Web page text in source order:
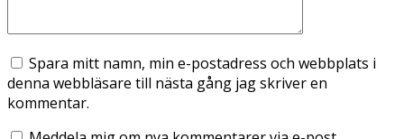
Spara mitt namn, min e-postadress och webbplats i
denna webbläsare till nästa gång jag skriver en
kommentar.